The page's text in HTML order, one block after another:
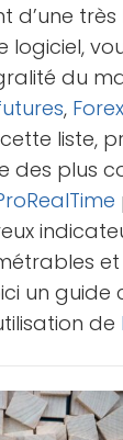
d’une
logiciel,
du
, Forex
liste,
des plus
et
un guide
de